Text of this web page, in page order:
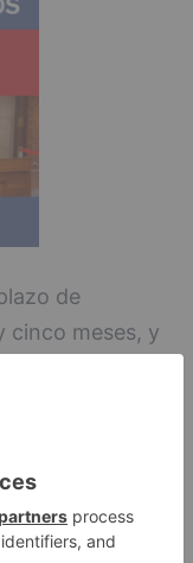
de
cinco meses, y